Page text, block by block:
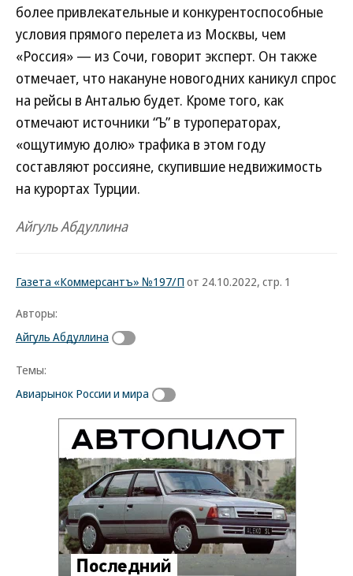
более привлекательные и конкурентоспособные
условия прямого перелета из Москвы, чем
«Россия» — из Сочи, говорит эксперт. Он также
отмечает, что накануне новогодних каникул спрос
на рейсы в Анталью будет. Кроме того, как
отмечают источники “Ъ” в туроператорах,
«ощутимую долю» трафика в этом году
составляют россияне, скупившие недвижимость
на курортах Турции.
Айгуль Абдуллина
Газета «Коммерсантъ» №197/П от 24.10.2022, стр. 1
Авторы:
Айгуль Абдуллина
Темы:
Авиарынок России и мира